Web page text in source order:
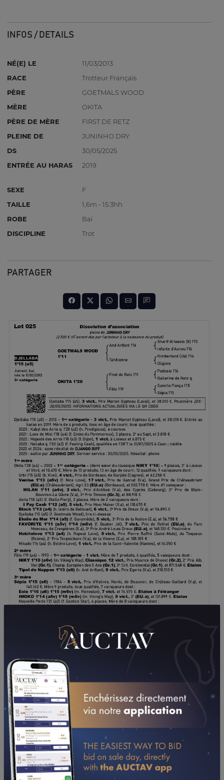
INFOS / DETAILS
NÉ(E) LE
11/03/2013
RACE
Trotteur Français
PÈRE
GOETMALS WOOD
MÈRE
OKITA
PÈRE DE MÈRE
FIRST DE RETZ
PLEINE DE
JUNINHO DRY
DS
30/05/2025
ENTRÉE AU HARAS
2019
SEXE
F
TAILLE
1,6m - 15:3hh
ROBE
Bai
DISCIPLINE
Trot
PARTAGER
TÉLÉCHARGER LE PDF